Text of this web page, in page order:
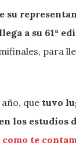
su
a su 61ª
para
que tuvo
los estudios
como te